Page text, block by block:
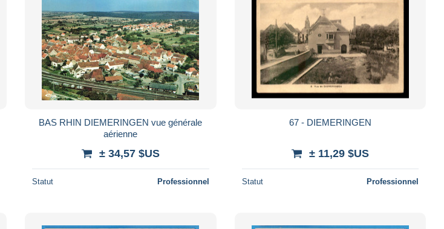
BAS RHIN DIEMERINGEN vue générale
aérienne
± 34,57 $US
Statut Professionnel
67 - DIEMERINGEN
± 11,29 $US
Statut Professionnel